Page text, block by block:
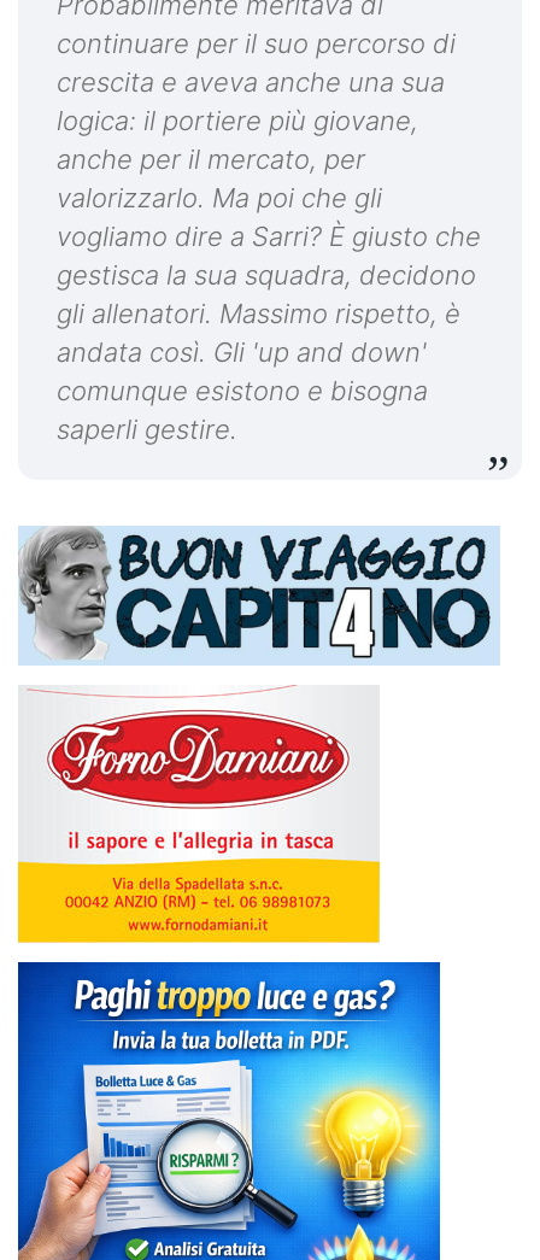
continuare per il suo percorso di
crescita e aveva anche una sua
logica: il portiere più giovane,
anche per il mercato, per
valorizzarlo. Ma poi che gli
vogliamo dire a Sarri? È giusto che
gestisca la sua squadra, decidono
gli allenatori. Massimo rispetto, è
andata così. Gli 'up and down'
comunque esistono e bisogna
saperli gestire.